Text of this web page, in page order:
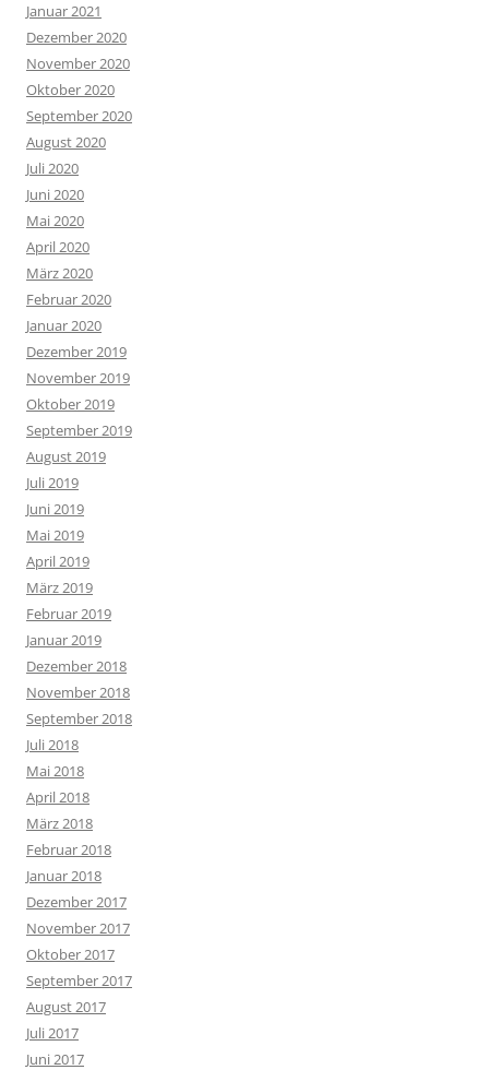
Januar 2021
Dezember 2020
November 2020
Oktober 2020
September 2020
August 2020
Juli 2020
Juni 2020
Mai 2020
April 2020
März 2020
Februar 2020
Januar 2020
Dezember 2019
November 2019
Oktober 2019
September 2019
August 2019
Juli 2019
Juni 2019
Mai 2019
April 2019
März 2019
Februar 2019
Januar 2019
Dezember 2018
November 2018
September 2018
Juli 2018
Mai 2018
April 2018
März 2018
Februar 2018
Januar 2018
Dezember 2017
November 2017
Oktober 2017
September 2017
August 2017
Juli 2017
Juni 2017